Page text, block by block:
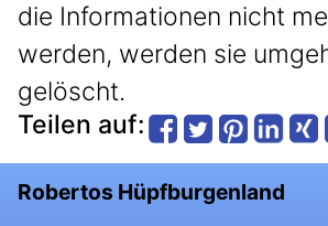
die Informationen nicht
werden, werden sie
gelöscht.
Teilen auf:
Robertos Hüpfburgenland